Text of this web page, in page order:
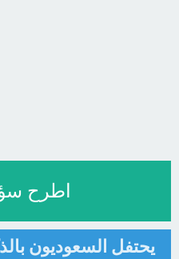
اطرح
يحتفل السعوديون